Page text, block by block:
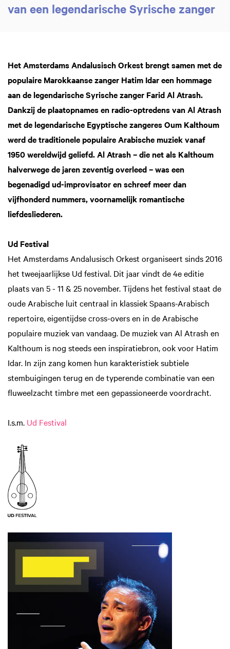
van een legendarische Syrische zanger
Het Amsterdams Andalusisch Orkest brengt samen met de
populaire Marokkaanse zanger Hatim Idar een hommage
aan de legendarische Syrische zanger Farid Al Atrash.
Dankzij de plaatopnames en radio-optredens van Al Atrash
met de legendarische Egyptische zangeres Oum Kalthoum
werd de traditionele populaire Arabische muziek vanaf
1950 wereldwijd geliefd. Al Atrash – die net als Kalthoum
halverwege de jaren zeventig overleed – was een
begenadigd ud-improvisator en schreef meer dan
vijfhonderd nummers, voornamelijk romantische
liefdesliederen.
Ud Festival
Het Amsterdams Andalusisch Orkest organiseert sinds 2016
het tweejaarlijkse Ud festival. Dit jaar vindt de 4e editie
plaats van 5 - 11 & 25 november. Tijdens het festival staat de
oude Arabische luit centraal in klassiek Spaans-Arabisch
repertoire, eigentijdse cross-overs en in de Arabische
populaire muziek van vandaag. De muziek van Al Atrash en
Kalthoum is nog steeds een inspiratiebron, ook voor Hatim
Idar. In zijn zang komen hun karakteristiek subtiele
stembuigingen terug en de typerende combinatie van een
fluweelzacht timbre met een gepassioneerde voordracht.
I.s.m. Ud Festival